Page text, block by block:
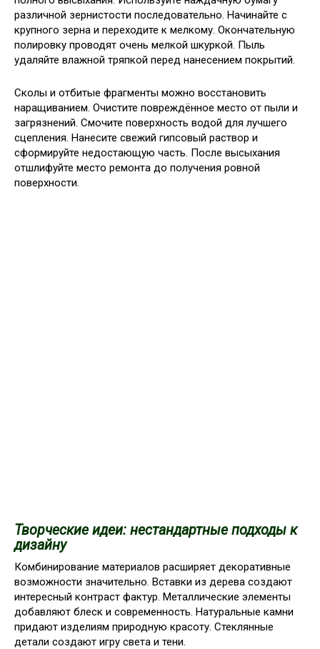
различной зернистости последовательно. Начинайте с
крупного зерна и переходите к мелкому. Окончательную
полировку проводят очень мелкой шкуркой. Пыль
удаляйте влажной тряпкой перед нанесением покрытий.
Сколы и отбитые фрагменты можно восстановить
наращиванием. Очистите повреждённое место от пыли и
загрязнений. Смочите поверхность водой для лучшего
сцепления. Нанесите свежий гипсовый раствор и
сформируйте недостающую часть. После высыхания
отшлифуйте место ремонта до получения ровной
поверхности.
Творческие идеи: нестандартные подходы к
дизайну
Комбинирование материалов расширяет декоративные
возможности значительно. Вставки из дерева создают
интересный контраст фактур. Металлические элементы
добавляют блеск и современность. Натуральные камни
придают изделиям природную красоту. Стеклянные
детали создают игру света и тени.